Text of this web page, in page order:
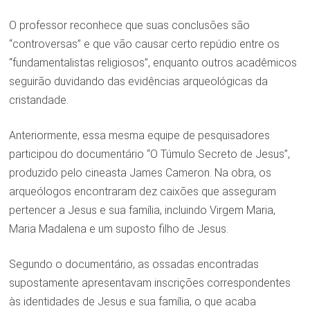
O professor reconhece que suas conclusões são
“controversas” e que vão causar certo repúdio entre os
“fundamentalistas religiosos”, enquanto outros acadêmicos
seguirão duvidando das evidências arqueológicas da
cristandade.
Anteriormente, essa mesma equipe de pesquisadores
participou do documentário “O Túmulo Secreto de Jesus”,
produzido pelo cineasta James Cameron. Na obra, os
arqueólogos encontraram dez caixões que asseguram
pertencer a Jesus e sua família, incluindo Virgem Maria,
Maria Madalena e um suposto filho de Jesus.
Segundo o documentário, as ossadas encontradas
supostamente apresentavam inscrições correspondentes
às identidades de Jesus e sua família, o que acaba